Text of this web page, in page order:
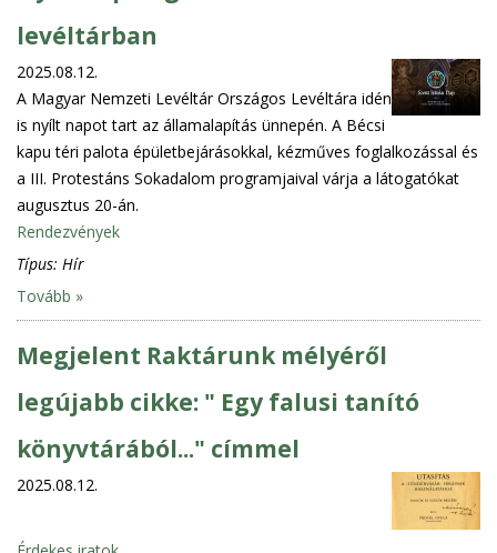
levéltárban
2025.08.12.
A Magyar Nemzeti Levéltár Országos Levéltára idén
is nyílt napot tart az államalapítás ünnepén. A Bécsi
kapu téri palota épületbejárásokkal, kézműves foglalkozással és
a III. Protestáns Sokadalom programjaival várja a látogatókat
augusztus 20-án.
Rendezvények
Típus: Hír
Tovább »
Megjelent Raktárunk mélyéről
legújabb cikke: " Egy falusi tanító
könyvtárából..." címmel
2025.08.12.